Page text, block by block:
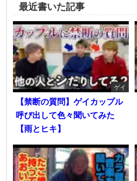
最近書いた記事
ゲイ
【禁断の質問】ゲイカップル
呼び出して色々聞いてみた
【雨とヒキ】